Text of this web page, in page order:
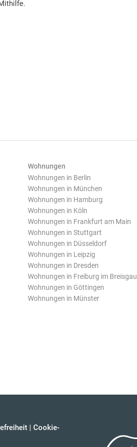
Wohnungen
Wohnungen in Berlin
Wohnungen in München
Wohnungen in Hamburg
Wohnungen in Köln
Wohnungen in Frankfurt am Main
Wohnungen in Stuttgart
Wohnungen in Düsseldorf
Wohnungen in Leipzig
Wohnungen in Dresden
Wohnungen in Freiburg im Breisgau
Wohnungen in Göttingen
Wohnungen in Münster
| Cookie-